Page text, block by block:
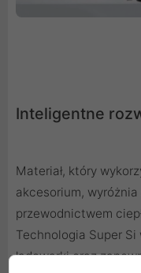
Inteligentne
Materiał, który
akcesorium,
przewodnictwem
Technologia Super Si
ładowarki oraz